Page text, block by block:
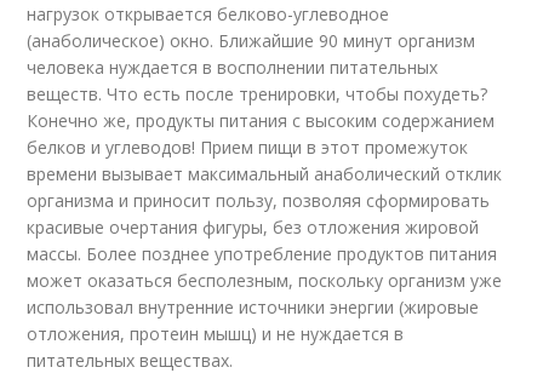
нагрузок открывается белково-углеводное
(анаболическое) окно. Ближайшие 90 минут организм
человека нуждается в восполнении питательных
веществ. Что есть после тренировки, чтобы похудеть?
Конечно же, продукты питания с высоким содержанием
белков и углеводов! Прием пищи в этот промежуток
времени вызывает максимальный анаболический отклик
организма и приносит пользу, позволяя сформировать
красивые очертания фигуры, без отложения жировой
массы. Более позднее употребление продуктов питания
может оказаться бесполезным, поскольку организм уже
использовал внутренние источники энергии (жировые
отложения, протеин мышц) и не нуждается в
питательных веществах.